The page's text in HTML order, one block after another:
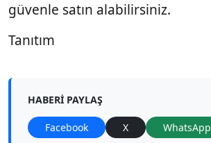
güvenle satın alabilirsiniz.
Tanıtım
HABERI PAYLAŞ
Facebook X WhatsApp